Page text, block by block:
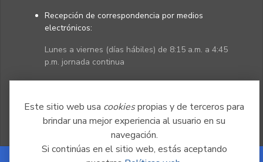
Este sitio web usa cookiespropias y de terceros para
brindar una mejor experiencia al usuario en su
navegación.
Si continúas en el sitio web, estás aceptando
Recepción de correspondencia por medios
electrónicos:
Lunes a viernes (días hábiles) de 8:15 a.m. a 4:45
p.m. jornada continua